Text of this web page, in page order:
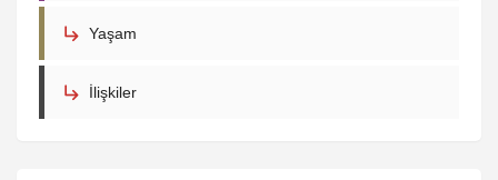
Yaşam
İlişkiler